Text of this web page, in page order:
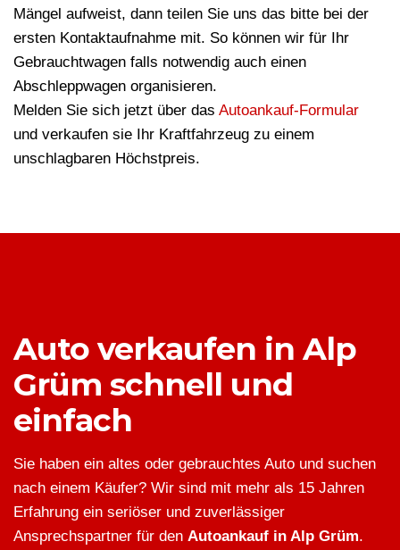
Mängel aufweist, dann teilen Sie uns das bitte bei der
ersten Kontaktaufnahme mit. So können wir für Ihr
Gebrauchtwagen falls notwendig auch einen
Abschleppwagen organisieren.
Melden Sie sich jetzt über das Autoankauf-Formular
und verkaufen sie Ihr Kraftfahrzeug zu einem
unschlagbaren Höchstpreis.
Auto verkaufen in Alp
Grüm schnell und
einfach
Sie haben ein altes oder gebrauchtes Auto und suchen
nach einem Käufer? Wir sind mit mehr als 15 Jahren
Erfahrung ein seriöser und zuverlässiger
Ansprechspartner für den Autoankauf in Alp Grüm.